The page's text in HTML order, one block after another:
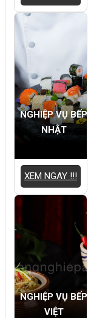
NGHIỆP VỤ BẾP
NHẬT
XEM NGAY !!!
NGHIỆP VỤ BẾP
VIỆT